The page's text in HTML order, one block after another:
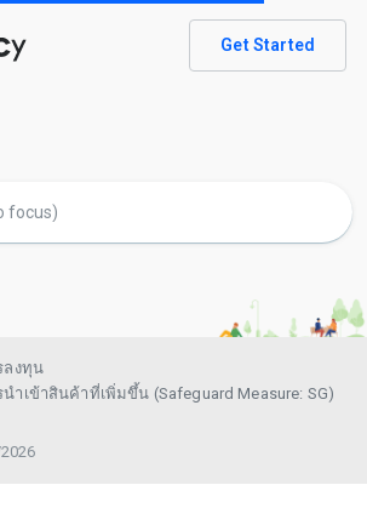
Get Started
ลงทุน
ำเข้าสินค้าที่เพิ่มขึ้น (Safeguard Measure: SG)